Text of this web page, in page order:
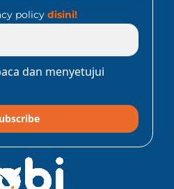
policy disini!
dan menyetujui